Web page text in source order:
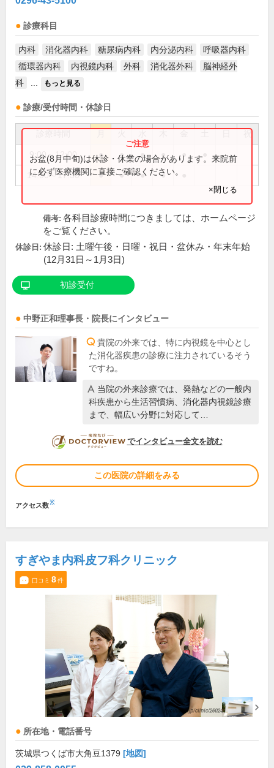
診療科目
内科 消化器内科 糖尿病内科 内分泌内科
呼吸器内科
循環器内科
内視鏡内科 外科 消化器外科
脳神経外
科
もっと見る
診療/受付時間・休診日
祝
9:00～12:00 ● ● ● ● ●
14:00～17:30 ● ● ● ●
お盆(8月中旬)は休診・休業の場合があります。来院前
に必ず医療機関に直接ご確認ください。
×閉じる
備考: 各科目診療時間につきましては、ホームページ
をご覧ください。
休診日: 休診日: 土曜午後・日曜・祝日・盆休み・年末年始
(12月31日～1月3日)
初診受付
中野正和理事長・院長にインタビュー
貴院の外来では、特に内視鏡を中心とし
た消化器疾患の診療に注力されているそう
ですね。
当院の外来診療では、発熱などの一般内
科疾患から生活習慣病、消化器内視鏡診療
まで、幅広い分野に対応して…
DOCTORVIEW
でインタビュー全文を読む
この医院の詳細をみる
アクセス数※
すぎやま内科皮フ科クリニック
口コミ 8件
所在地・電話番号
茨城県つくば市大角豆1379 [地図]